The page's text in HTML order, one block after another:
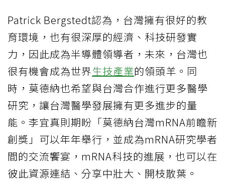
Patrick Bergstedt認為，台灣擁有很好的教
育環境，也有很深厚的經濟、科技研發實
力，因此成為半導體領導者，未來，台灣也
很有機會成為世界生技產業的領頭羊。同
時，莫德納也希望與台灣合作進行更多醫學
研究，讓台灣醫學發展擁有更多進步的量
能。李宜真則期盼「莫德納台灣mRNA前瞻新
創獎」可以年年舉行，並成為mRNA研究學者
間的交流饗宴，mRNA科技的進展，也可以在
彼此資源連結、分享中壯大、開枝散葉。